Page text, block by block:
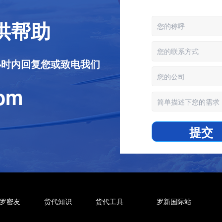
帮助
内回复您或致电我们
提交
密友 货代知识 货代工具 罗新国际站